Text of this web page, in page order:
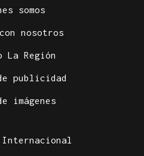
somos
nosotros
La Región
publicidad
imágenes
Internacional